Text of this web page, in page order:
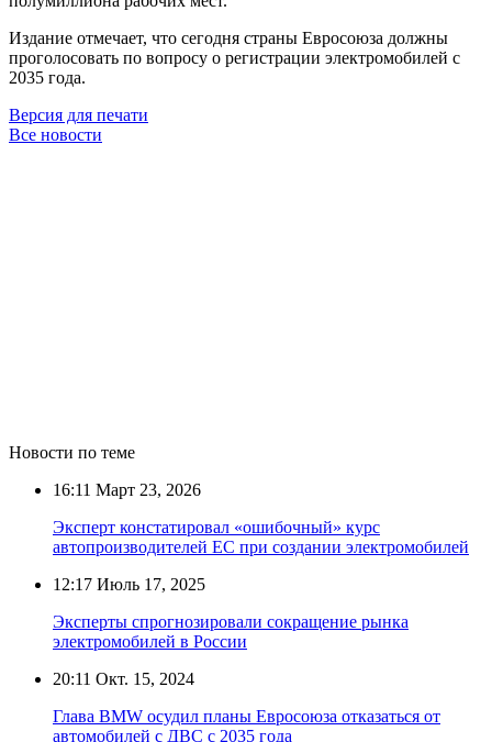
Издание отмечает, что сегодня страны Евросоюза должны
проголосовать по вопросу о регистрации электромобилей с
2035 года.
Версия для печати
Все новости
Новости по теме
16:11 Март 23, 2026
Эксперт констатировал «ошибочный» курс
автопроизводителей ЕС при создании электромобилей
12:17 Июль 17, 2025
Эксперты спрогнозировали сокращение рынка
электромобилей в России
20:11 Окт. 15, 2024
Глава BMW осудил планы Евросоюза отказаться от
автомобилей с ДВС с 2035 года